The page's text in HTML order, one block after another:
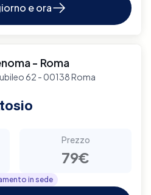
e ora
- Roma
62 - 00138 Roma
Prezzo
79€
in sede